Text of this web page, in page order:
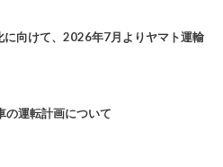
に向けて、2026年7月よりヤマト運輸
の運転計画について